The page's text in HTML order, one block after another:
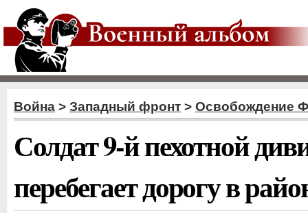
Война > Западный фронт > Освобождение
Солдат 9-й пехотной
перебегает дорогу в